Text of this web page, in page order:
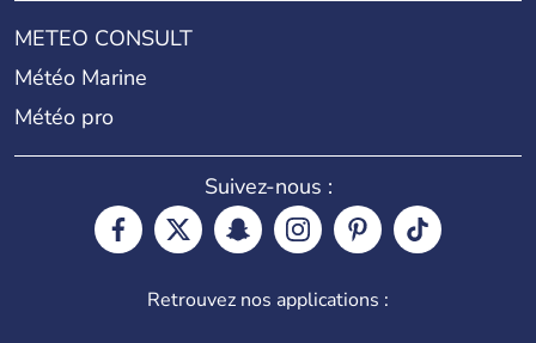
METEO CONSULT
Météo Marine
Météo pro
Suivez-nous :
Retrouvez nos applications :